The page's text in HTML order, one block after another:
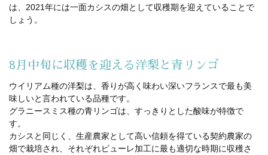
は、2021年には一面カシスの畑として収穫期を迎えていることで
しょう。
8月中旬に収穫を迎える洋梨と青リンゴ
ウイリアム種の洋梨は、香りが高く味わい深いフランスで最も美
味しいと言われている品種です。
グラニースミス種の青リンゴは、すっきりとした酸味が特徴で
す。
カシスと同じく、生産農家として高い信頼を得ている契約農家の
畑で栽培され、それぞれピューレ加工に最も適切な時期に収穫さ